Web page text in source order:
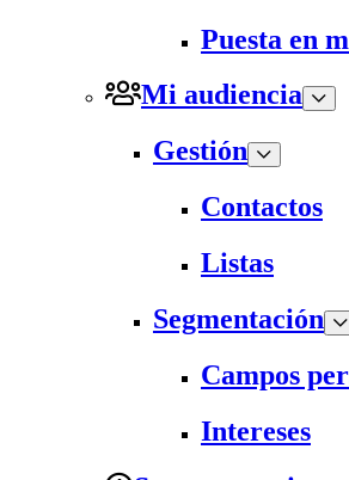
Puesta en
Mi audiencia
Gestión
Contactos
Listas
Segmentación
Campos
Intereses